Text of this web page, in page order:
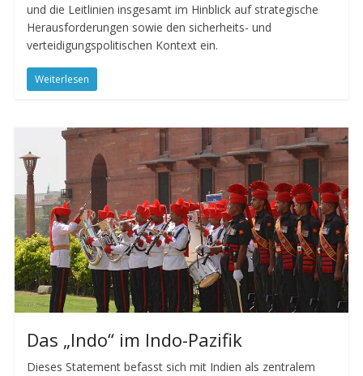
und die Leitlinien insgesamt im Hinblick auf strategische
Herausforderungen sowie den sicherheits- und
verteidigungspolitischen Kontext ein.
Weiterlesen
Das „Indo“ im Indo-Pazifik
Dieses Statement befasst sich mit Indien als zentralem